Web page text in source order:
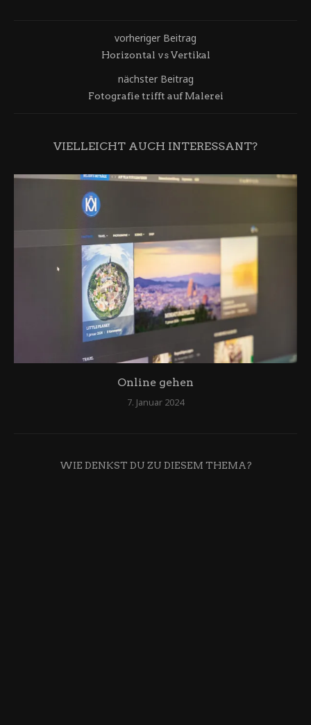
vorheriger Beitrag
Horizontal vs Vertikal
nächster Beitrag
Fotografie trifft auf Malerei
VIELLEICHT AUCH INTERESSANT?
Online gehen
7. Januar 2024
WIE DENKST DU ZU DIESEM THEMA?